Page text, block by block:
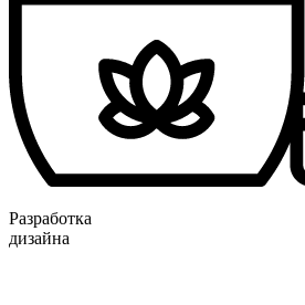
Разработка
дизайна